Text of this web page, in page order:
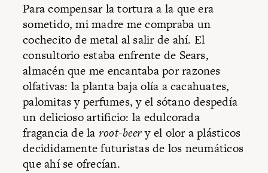
Para compensar la tortura a la que era
sometido, mi madre me compraba un
cochecito de metal al salir de ahí. El
consultorio estaba enfrente de Sears,
almacén que me encantaba por razones
olfativas: la planta baja olía a cacahuates,
palomitas y perfumes, y el sótano despedía
un delicioso artificio: la edulcorada
fragancia de la root-beery el olor a plásticos
decididamente futuristas de los neumáticos
que ahí se ofrecían.